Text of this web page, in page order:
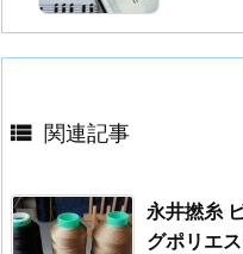
 関連記事
永井撚糸
グポリエ